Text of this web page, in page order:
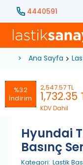
4440591
Ana Sayfa
%32
İndirim
2,547.57 TL
1,732.35
KDV Dahil
Hyundai
Basınç
Kategori: Lastik